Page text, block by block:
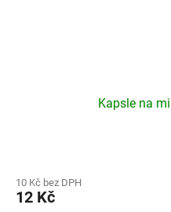
Kapsle na
10 Kč bez DPH
12 Kč